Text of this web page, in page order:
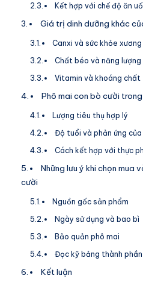
Kết hợp với chế độ ăn
Giá trị dinh dưỡng khác
Canxi và sức khỏe xương
Chất béo và năng lượng
Vitamin và khoáng chất
Phô mai con bò cười
Lượng tiêu thụ hợp lý
Độ tuổi và phản ứng
Cách kết hợp với thực
Những lưu ý khi chọn mua
cười
Nguồn gốc sản phẩm
Ngày sử dụng và bao bì
Bảo quản phô mai
Đọc kỹ bảng thành
Kết luận